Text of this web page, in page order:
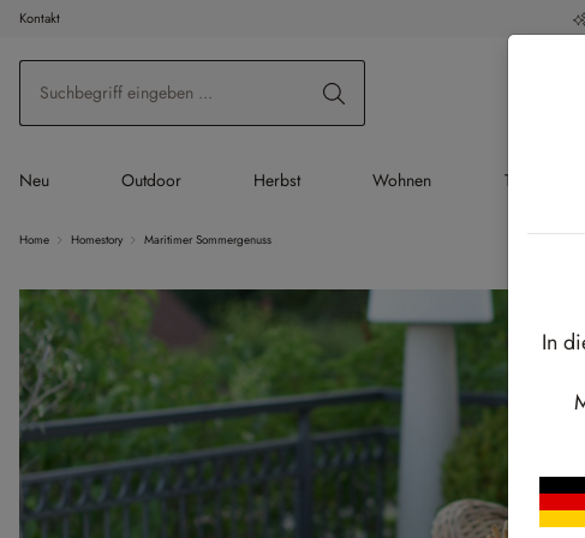
Hauptinhalt springen
Zur Suche springen
Zur Hauptnavigation springen
Kontakt
Neu Outdoor Herbst Wohnen Tisch &
Home Homestory Maritimer Sommergenuss
In